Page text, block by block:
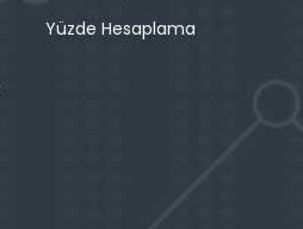
Yüzde Hesaplama